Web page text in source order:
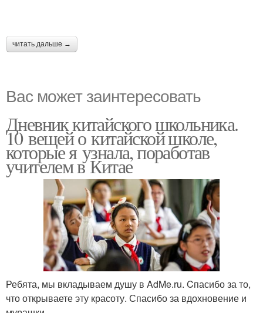
читать дальше →
Вас может заинтересовать
Дневник китайского школьника.
10 вещей о китайской школе,
которые я узнала, поработав
учителем в Китае
Ребята, мы вкладываем душу в AdMe.ru. Cпасибо за то,
что открываете эту красоту. Спасибо за вдохновение и